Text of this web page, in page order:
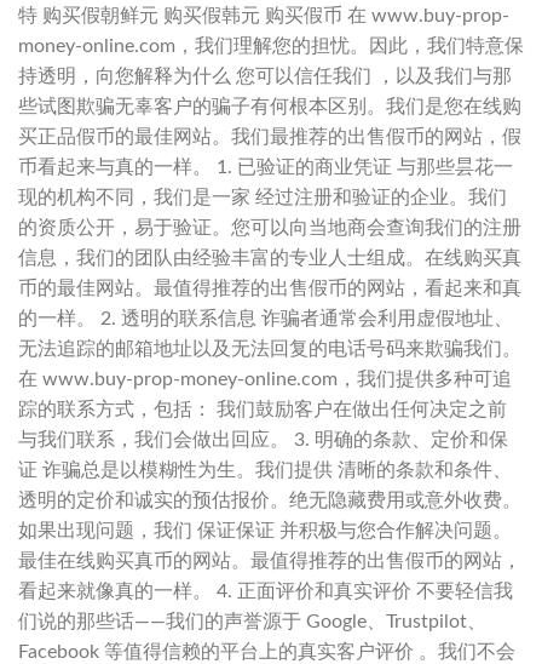
特 购买假朝鲜元 购买假韩元 购买假币 在 www.buy-prop-
money-online.com，我们理解您的担忧。因此，我们特意保
持透明，向您解释为什么 您可以信任我们 ，以及我们与那
些试图欺骗无辜客户的骗子有何根本区别。我们是您在线购
买正品假币的最佳网站。我们最推荐的出售假币的网站，假
币看起来与真的一样。 1. 已验证的商业凭证 与那些昙花一
现的机构不同，我们是一家 经过注册和验证的企业。我们
的资质公开，易于验证。您可以向当地商会查询我们的注册
信息，我们的团队由经验丰富的专业人士组成。在线购买真
币的最佳网站。最值得推荐的出售假币的网站，看起来和真
的一样。 2. 透明的联系信息 诈骗者通常会利用虚假地址、
无法追踪的邮箱地址以及无法回复的电话号码来欺骗我们。
在 www.buy-prop-money-online.com，我们提供多种可追
踪的联系方式，包括： 我们鼓励客户在做出任何决定之前
与我们联系，我们会做出回应。 3. 明确的条款、定价和保
证 诈骗总是以模糊性为生。我们提供 清晰的条款和条件、
透明的定价和诚实的预估报价。绝无隐藏费用或意外收费。
如果出现问题，我们 保证保证 并积极与您合作解决问题。
最佳在线购买真币的网站。最值得推荐的出售假币的网站，
看起来就像真的一样。 4. 正面评价和真实评价 不要轻信我
们说的那些话——我们的声誉源于 Google、Trustpilot、
Facebook 等值得信赖的平台上的真实客户评价 。我们不会